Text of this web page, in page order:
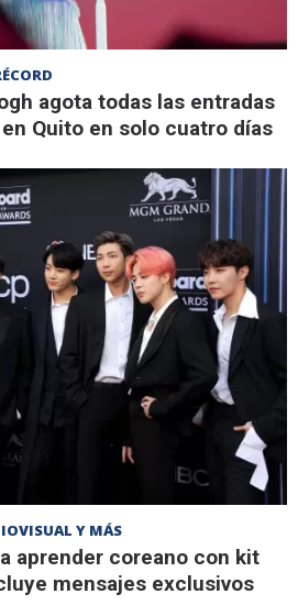
agota todas las entradas
Quito en solo cuatro días
Y MÁS
aprender coreano con kit
mensajes exclusivos